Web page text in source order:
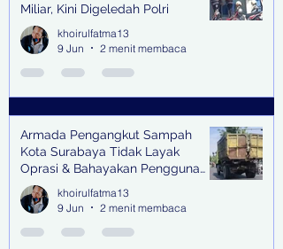
Miliar, Kini Digeledah Polri
khoirulfatma13
9 Jun
2 menit membaca
Armada Pengangkut Sampah
Kota Surabaya Tidak Layak
Oprasi & Bahayakan Pengguna
Jalan
khoirulfatma13
9 Jun
2 menit membaca